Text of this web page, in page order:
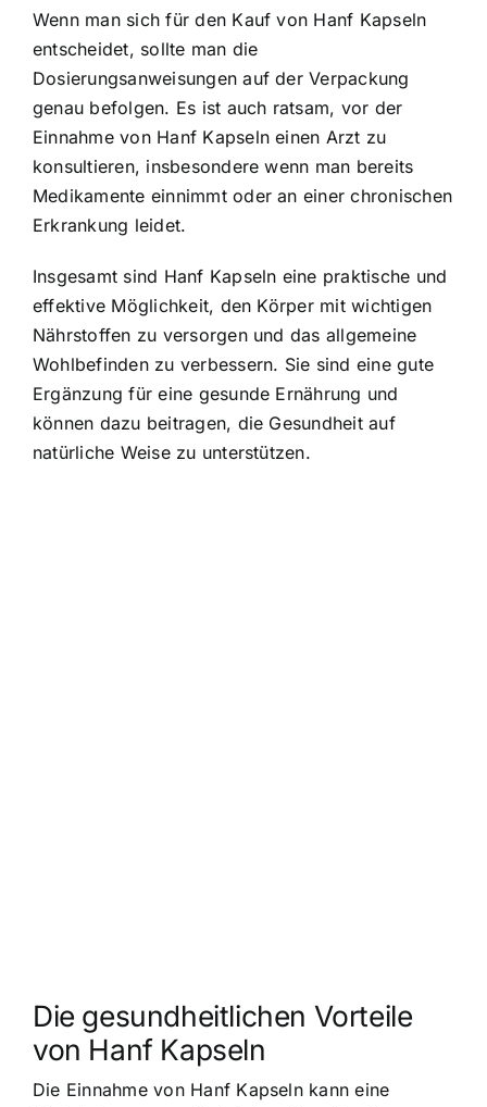
Wenn man sich für den Kauf von Hanf Kapseln
entscheidet, sollte man die
Dosierungsanweisungen auf der Verpackung
genau befolgen. Es ist auch ratsam, vor der
Einnahme von Hanf Kapseln einen Arzt zu
konsultieren, insbesondere wenn man bereits
Medikamente einnimmt oder an einer chronischen
Erkrankung leidet.
Insgesamt sind Hanf Kapseln eine praktische und
effektive Möglichkeit, den Körper mit wichtigen
Nährstoffen zu versorgen und das allgemeine
Wohlbefinden zu verbessern. Sie sind eine gute
Ergänzung für eine gesunde Ernährung und
können dazu beitragen, die Gesundheit auf
natürliche Weise zu unterstützen.
Die gesundheitlichen Vorteile
von Hanf Kapseln
Die Einnahme von Hanf Kapseln kann eine